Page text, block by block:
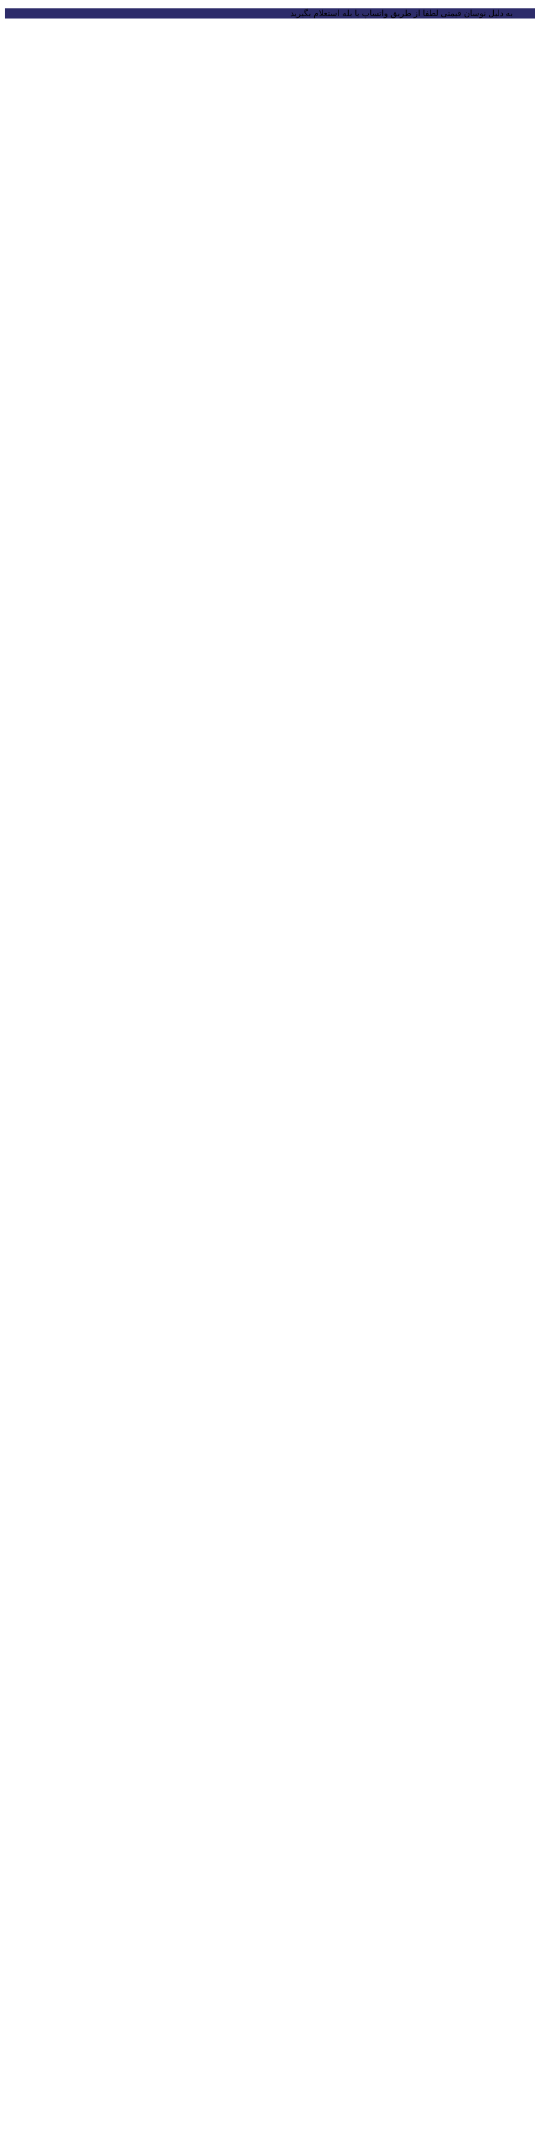
به دلیل نوسان قیمتی لطفا از طریق واتساپ یا بله استعلام بگیرید